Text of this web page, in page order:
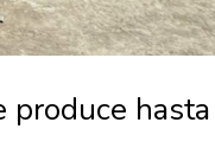
produce hasta